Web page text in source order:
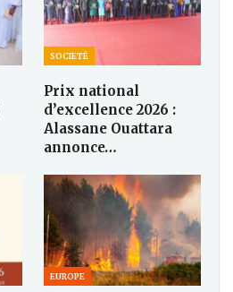
SOCIETÉ
Prix national
d’excellence 2026 :
Alassane Ouattara
annonce…
EUROPE